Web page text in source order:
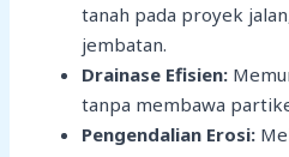
tanah pada proyek
jembatan.
Drainase Efisien:
tanpa membawa
Pengendalian Erosi: